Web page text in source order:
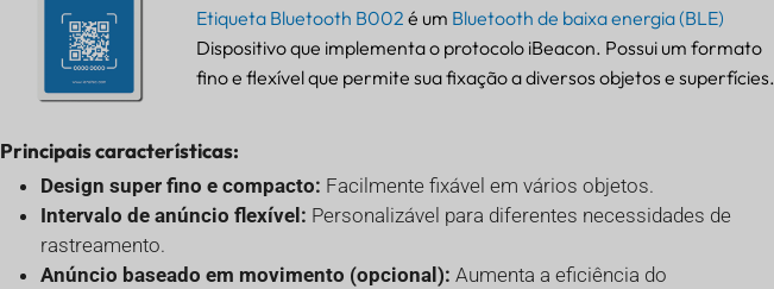
Etiqueta Bluetooth B002 é um Bluetooth de baixa energia (BLE)
Dispositivo que implementa o protocolo iBeacon. Possui um formato
fino e flexível que permite sua fixação a diversos objetos e superfícies.
Principais características:
Design super fino e compacto: Facilmente fixável em vários objetos.
Intervalo de anúncio flexível: Personalizável para diferentes necessidades de
rastreamento.
Anúncio baseado em movimento (opcional): Aumenta a eficiência do